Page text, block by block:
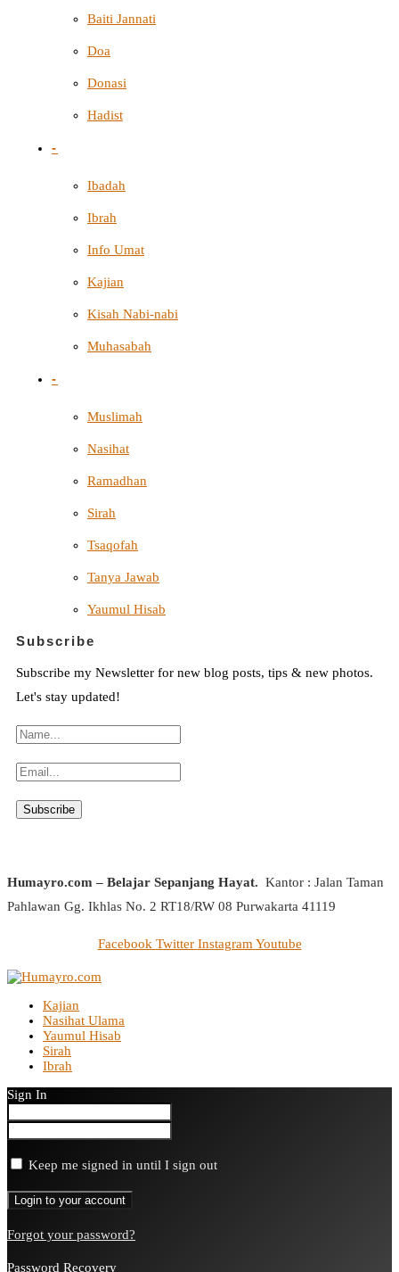
Baiti Jannati
Doa
Donasi
Hadist
-
Ibadah
Ibrah
Info Umat
Kajian
Kisah Nabi-nabi
Muhasabah
-
Muslimah
Nasihat
Ramadhan
Sirah
Tsaqofah
Tanya Jawab
Yaumul Hisab
Subscribe
Subscribe my Newsletter for new blog posts, tips & new photos.
Let's stay updated!
Humayro.com – Belajar Sepanjang Hayat. Kantor : Jalan Taman
Pahlawan Gg. Ikhlas No. 2 RT18/RW 08 Purwakarta 41119
Facebook Twitter Instagram Youtube
Kajian
Nasihat Ulama
Yaumul Hisab
Sirah
Ibrah
Sign In
Keep me signed in until I sign out
Forgot your password?
Password Recovery